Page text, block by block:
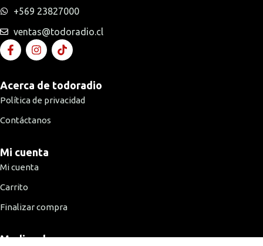
+569 23827000
ventas@todoradio.cl
Acerca de todoradio
Política de privacidad
Contáctanos
Mi cuenta
Mi cuenta
Carrito
Finalizar compra
Medios de pago